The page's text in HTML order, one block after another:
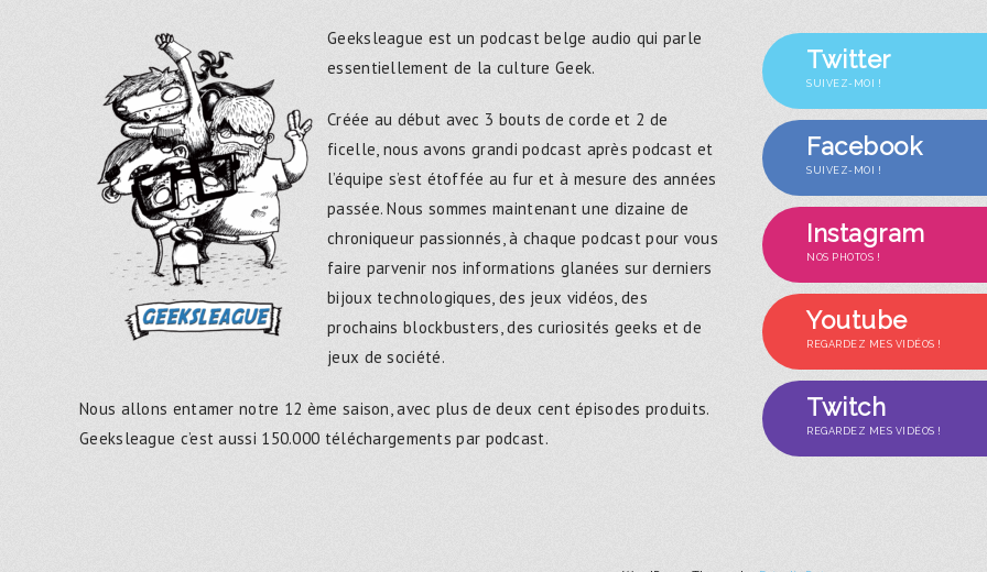
Geeksleague est un podcast belge audio qui parle
essentiellement de la culture Geek.
Créée au début avec 3 bouts de corde et 2 de
ficelle, nous avons grandi podcast après podcast et
l’équipe s’est étoffée au fur et à mesure des années
passée. Nous sommes maintenant une dizaine de
chroniqueur passionnés, à chaque podcast pour vous
faire parvenir nos informations glanées sur derniers
bijoux technologiques, des jeux vidéos, des
prochains blockbusters, des curiosités geeks et de
jeux de société.
Nous allons entamer notre 12 ème saison, avec plus de deux cent épisodes produits.
Geeksleague c’est aussi 150.000 téléchargements par podcast.
Twitter
SUIVEZ-MOI !
Facebook
SUIVEZ-MOI !
Instagram
NOS PHOTOS !
Youtube
REGARDEZ MES VIDÉOS !
Twitch
REGARDEZ MES VIDÉOS !